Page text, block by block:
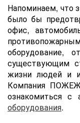
Напоминаем, что
было бы
офис,
оборудование,
существующим
жизни людей и
Компания
ознакомиться с
оборудования.